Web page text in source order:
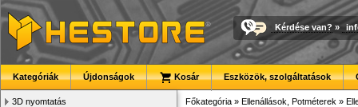
Kérdése van? »
Kategóriák Újdonságok Kosár Eszközök, szolgáltatások
3D nyomtatás
Főkategória » Ellenállások, Potméterek »